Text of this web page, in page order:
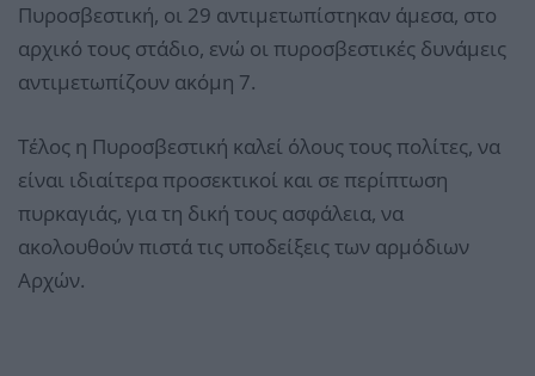
Πυροσβεστική, οι 29 αντιμετωπίστηκαν άμεσα, στο
αρχικό τους στάδιο, ενώ οι πυροσβεστικές δυνάμεις
αντιμετωπίζουν ακόμη 7.
Τέλος η Πυροσβεστική καλεί όλους τους πολίτες, να
είναι ιδιαίτερα προσεκτικοί και σε περίπτωση
πυρκαγιάς, για τη δική τους ασφάλεια, να
ακολουθούν πιστά τις υποδείξεις των αρμόδιων
Αρχών.